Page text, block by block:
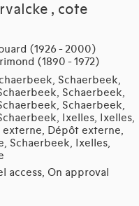
, cote
(1926 - 2000)
(1890 - 1972)
Schaerbeek,
Schaerbeek,
Schaerbeek,
Ixelles, Ixelles,
externe, Dépôt externe,
Schaerbeek, Ixelles,
access, On approval